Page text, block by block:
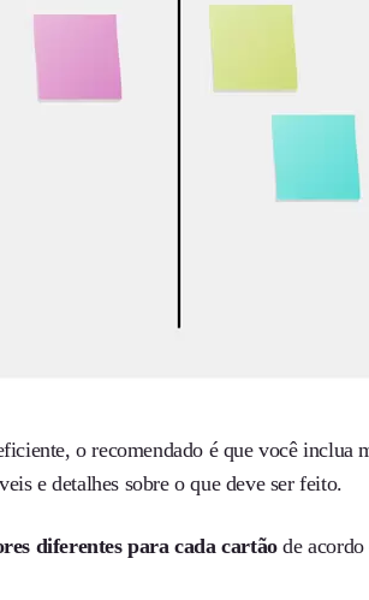
o recomendado é que você inclua
e detalhes sobre o que deve ser feito.
diferentes para cada cartãode acordo